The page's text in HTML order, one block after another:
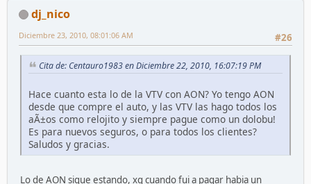
dj_nico
#26
Diciembre 23, 2010, 08:01:06 AM
Cita de: Centauro1983 en Diciembre 22, 2010, 16:07:19 PM
Hace cuanto esta lo de la VTV con AON? Yo tengo AON
desde que compre el auto, y las VTV las hago todos los
aÃ±os como relojito y siempre pague como un dolobu!
Es para nuevos seguros, o para todos los clientes?
Saludos y gracias.
Lo de AON sigue estando, xq cuando fui a pagar habia un